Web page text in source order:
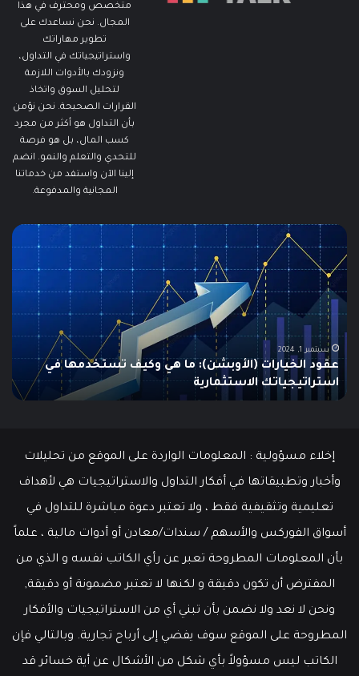
متخصص ومحترف في هذا
المجال. نحن نساعدك على
تطوير مهاراتك
واستراتيجياتك في التداول،
ونزودك بالأدوات اللازمة
لتحليل السوق واتخاذ
القرارات الصحيحة. نحن نؤمن
بأن التداول هو أكثر من مجرد
كسب المال، بل هو فرصة
للتحدي والتعلم والنمو. انضم
إلينا الآن واستفد من خدماتنا
المجانية والمدفوعة.
ما
هو
الـ
Swing
دليلك
الشامل
للمبتدئين
يونيو 10, 2025
ما هو الـ Swing Trading؟ دليلك الشامل للمبتدئين
إخلاء مسؤولية : المعلومات الواردة على الموقع من تحليلات
وأخبار وتطبيقاتها في أفكار التداول والاستراتيجيات هي لأهداف
تعليمية وتثقيفية فقط ، ولا تعتبر دعوة مباشرة للتداول في
أسواق الفوركس والأسهم / سندات/معادن أو أدوات مالية ، علماً
بأن المعلومات المطروحة تعبر عن رأي الكاتب نفسه و الذي من
المفترض أن تكون دقيقة و لكنها لا تعتبر مضمونة أو دقيقة,
ونحن لا نعد ولا نضمن بأن تبني أي من الاستراتيجيات والأفكار
المطروحة على الموقع سوف يفضي إلى أرباح تجارية. وبالتالي فإن
الكاتب ليس مسؤولاً بأي شكل من الأشكال عن أية خسائر قد